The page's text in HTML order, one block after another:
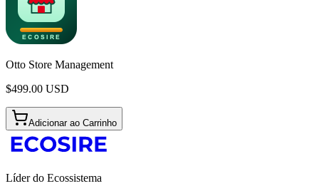
Otto Store Management
$499.00 USD
Adicionar ao Carrinho
Líder do Ecossistema